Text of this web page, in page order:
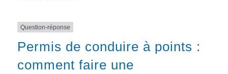
Question-réponse
Permis de conduire à points :
comment faire une